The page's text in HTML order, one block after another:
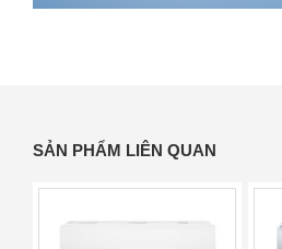
SẢN PHẨM LIÊN QUAN